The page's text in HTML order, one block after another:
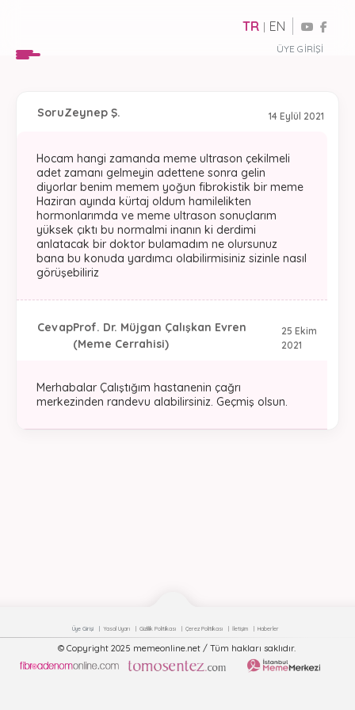
ÜYE GIRIŞI
TR | EN
14 Eylül 2021
SoruZeynep Ş.
Hocam hangi zamanda meme ultrason çekilmeli
adet zamanı gelmeyin adettene sonra gelin
diyorlar benim memem yoğun fibrokistik bir meme
Haziran ayında kürtaj oldum hamilelikten
hormonlarımda ve meme ultrason sonuçlarım
yüksek çıktı bu normalmi inanın ki derdimi
anlatacak bir doktor bulamadım ne olursunuz
bana bu konuda yardımcı olabilirmisiniz sizinle nasıl
görüşebiliriz
25 Ekim
2021
CevapProf. Dr. Müjgan Çalışkan Evren
(Meme Cerrahisi)
Merhabalar Çalıştığım hastanenin çağrı
merkezinden randevu alabilirsiniz. Geçmiş olsun.
Üye Girişi Yasal Uyarı Gizlilik Politikası Çerez Politikası İletişim Haberler
© Copyright 2025 memeonline.net / Tüm hakları saklıdır.